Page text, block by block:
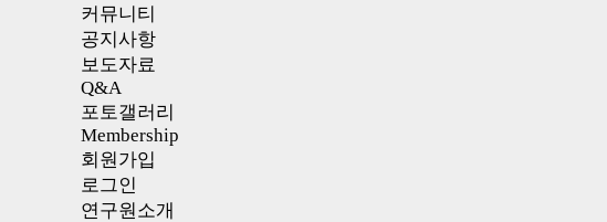
커뮤니티
공지사항
보도자료
Q&A
포토갤러리
Membership
회원가입
로그인
연구원소개